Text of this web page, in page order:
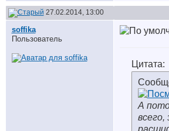
27.02.2014, 13:00
soffika
Пользователь
Цитата:
А
всего,